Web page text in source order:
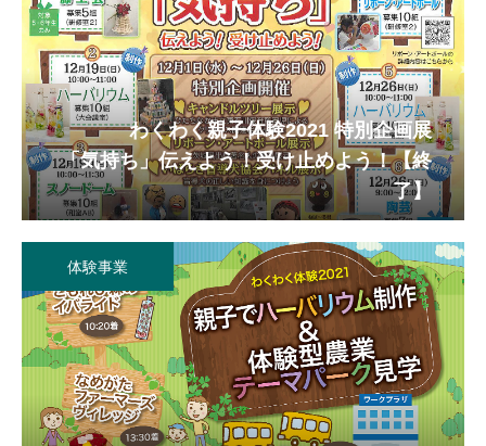
わくわく親子体験2021 特別企画展
「気持ち」伝えよう！受け止めよう！【終
了】
体験事業